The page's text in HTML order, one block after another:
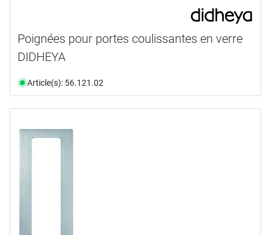
Poignées pour portes coulissantes en verre
DIDHEYA
Article(s): 56.121.02